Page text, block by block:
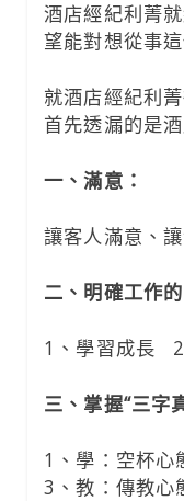
酒店經紀利菁
望能對想從事
就酒店經紀利
首先透漏的是
一、滿意：
讓客人滿意、
二、明確工作
1、學習成長
三、掌握“三字
1、學：空杯
3、教：傳教心